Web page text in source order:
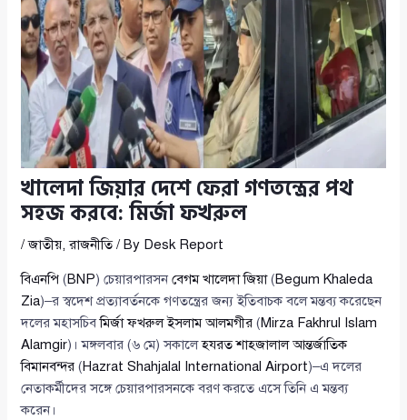
খালেদা জিয়ার দেশে ফেরা গণতন্ত্রের পথ
সহজ করবে: মির্জা ফখরুল
/জাতীয়,রাজনীতি/ By Desk Report
বিএনপি (BNP) চেয়ারপারসনবেগম খালেদা জিয়া(Begum Khaleda
Zia)–র স্বদেশ প্রত্যাবর্তনকে গণতন্ত্রের জন্য ইতিবাচক বলে মন্তব্য করেছেন
দলের মহাসচিবমির্জা ফখরুল ইসলাম আলমগীর (Mirza Fakhrul Islam
Alamgir)। মঙ্গলবার (৬ মে) সকালেহযরত শাহজালাল আন্তর্জাতিক
বিমানবন্দর (Hazrat Shahjalal International Airport)–এ দলের
নেতাকর্মীদের সঙ্গে চেয়ারপারসনকে বরণ করতে এসে তিনি এ মন্তব্য
করেন।